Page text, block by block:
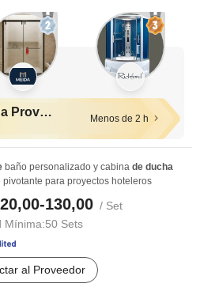
Respuesta Más Rápida Proveedores Menos de 2 h
baño personalizado y cabina de ducha
pivotante para proyectos hoteleros
130,00 / Set
Mínima:50 Sets
al Proveedor